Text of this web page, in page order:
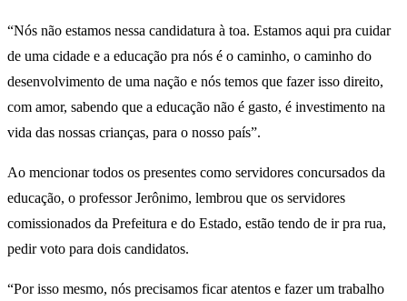
“Nós não estamos nessa candidatura à toa. Estamos aqui pra cuidar
de uma cidade e a educação pra nós é o caminho, o caminho do
desenvolvimento de uma nação e nós temos que fazer isso direito,
com amor, sabendo que a educação não é gasto, é investimento na
vida das nossas crianças, para o nosso país”.
Ao mencionar todos os presentes como servidores concursados da
educação, o professor Jerônimo, lembrou que os servidores
comissionados da Prefeitura e do Estado, estão tendo de ir pra rua,
pedir voto para dois candidatos.
“Por isso mesmo, nós precisamos ficar atentos e fazer um trabalho